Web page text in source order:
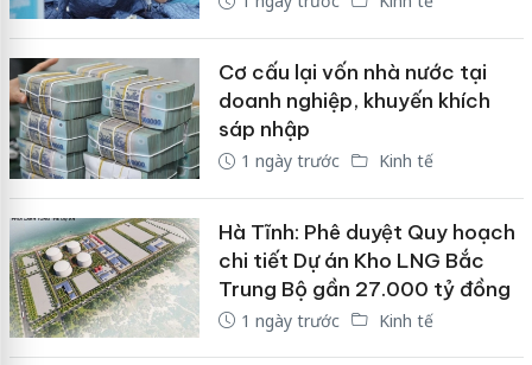
Cơ cấu lại vốn nhà nước tại
doanh nghiệp, khuyến khích
sáp nhập
1 ngày trước Kinh tế
Hà Tĩnh: Phê duyệt Quy hoạch
chi tiết Dự án Kho LNG Bắc
Trung Bộ gần 27.000 tỷ đồng
1 ngày trước Kinh tế